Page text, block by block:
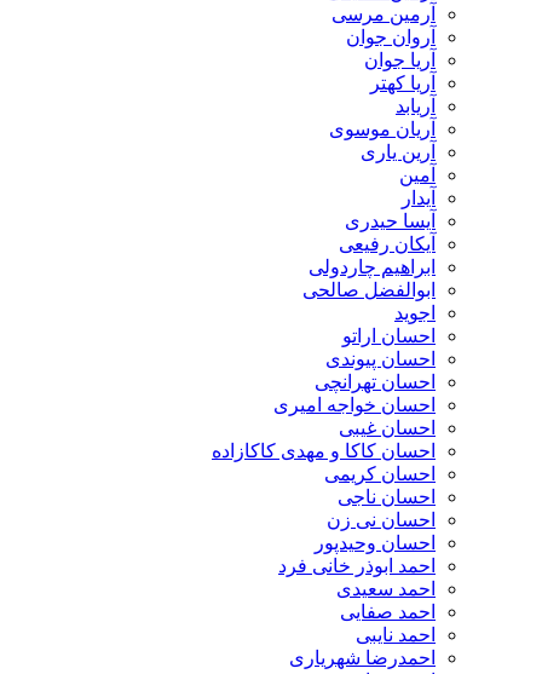
آرمین مرسی
آروان جوان
آریا جوان
آریا کهتر
آریابد
آریان موسوی
آرین یاری
آمین
آیدار
آیسا حیدری
آیکان رفیعی
ابراهیم چاردولی
ابوالفضل صالحی
اجوید
احسان اراتو
احسان پیوندی
احسان تهرانچی
احسان خواجه امیری
احسان غیبی
احسان کاکا و مهدی کاکازاده
احسان کریمی
احسان ناجی
احسان نی زن
احسان وحیدپور
احمد ابوذر خانی فرد
احمد سعیدی
احمد صفایی
احمد نایبی
احمدرضا شهریاری